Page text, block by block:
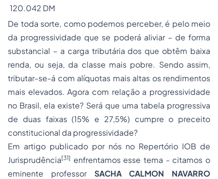
120.042 DM
De toda sorte, como podemos perceber, é pelo meio
da progressividade que se poderá aliviar – de forma
substancial – a carga tributária dos que obtêm baixa
renda, ou seja, da classe mais pobre. Sendo assim,
tributar-se-á com alíquotas mais altas os rendimentos
mais elevados. Agora com relação a progressividade
no Brasil, ela existe? Será que uma tabela progressiva
de duas faixas (15% e 27,5%) cumpre o preceito
constitucional da progressividade?
Em artigo publicado por nós no Repertório IOB de
Jurisprudência[31] enfrentamos esse tema - citamos o
eminente professor SACHA CALMON NAVARRO